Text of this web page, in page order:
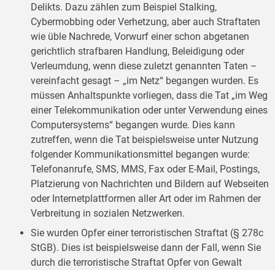
Delikts. Dazu zählen zum Beispiel Stalking,
Cybermobbing oder Verhetzung, aber auch Straftaten
wie üble Nachrede, Vorwurf einer schon abgetanen
gerichtlich strafbaren Handlung, Beleidigung oder
Verleumdung, wenn diese zuletzt genannten Taten –
vereinfacht gesagt – „im Netz“ begangen wurden. Es
müssen Anhaltspunkte vorliegen, dass die Tat „im Weg
einer Telekommunikation oder unter Verwendung eines
Computersystems“ begangen wurde. Dies kann
zutreffen, wenn die Tat beispielsweise unter Nutzung
folgender Kommunikationsmittel begangen wurde:
Telefonanrufe, SMS, MMS, Fax oder E-Mail, Postings,
Platzierung von Nachrichten und Bildern auf Webseiten
oder Internet­plattformen aller Art oder im Rahmen der
Verbreitung in sozialen Netzwerken.
Sie wurden Opfer einer terroristischen Straftat (§ 278c
StGB). Dies ist beispielsweise dann der Fall, wenn Sie
durch die terroristische Straftat Opfer von Gewalt